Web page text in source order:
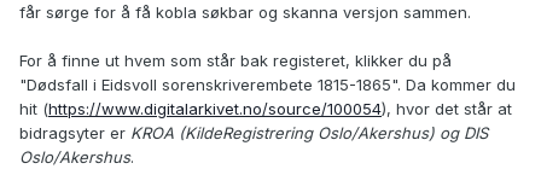
får sørge for å få kobla søkbar og skanna versjon sammen.
For å finne ut hvem som står bak registeret, klikker du på
"Dødsfall i Eidsvoll sorenskriverembete 1815-1865". Da kommer du
hit (https://www.digitalarkivet.no/source/100054), hvor det står at
bidragsyter er KROA (KildeRegistrering Oslo/Akershus) og DIS
Oslo/Akershus.